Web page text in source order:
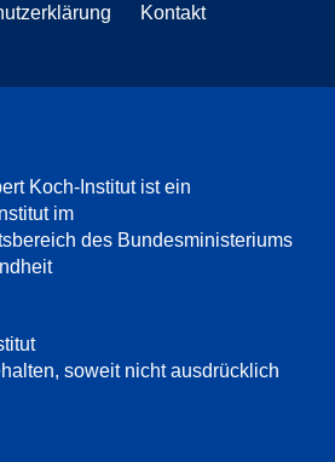
Kontakt
Koch-Institut ist ein
im
des Bundesministeriums
soweit nicht ausdrücklich